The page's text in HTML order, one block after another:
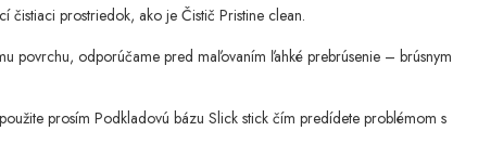
čistiaci prostriedok, ako je Čistič Pristine clean.
povrchu, odporúčame pred maľovaním ľahké prebrúsenie – brúsnym
prosím Podkladovú bázu Slick stick čím predídete problémom s